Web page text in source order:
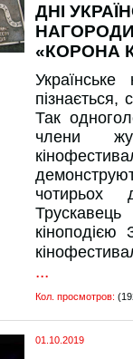
ДНІ
«КОРОНА
пізнається,
Так
члени
чотирьох
кіноподією
...
Кол. просмотров:
01.10.2019